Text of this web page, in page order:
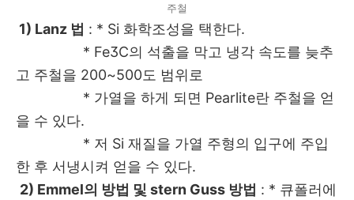
주철
1) Lanz 법 : * Si 화학조성을 택한다.
* Fe3C의 석출을 막고 냉각 속도를 늦추
고 주철을 200~500도 범위로
* 가열을 하게 되면 Pearlite란 주철을 얻
을 수 있다.
* 저 Si 재질을 가열 주형의 입구에 주입
한 후 서냉시켜 얻을 수 있다.
2) Emmel의 방법 및 stern Guss 방법 : * 큐폴러에